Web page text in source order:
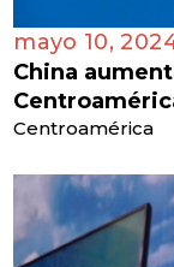
mayo 10,
China
Centroamérica